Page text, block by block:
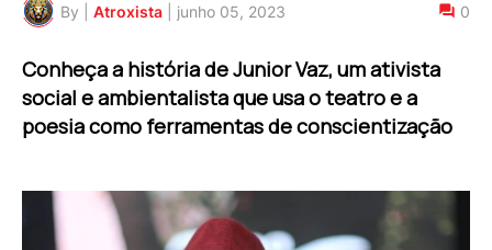
By | Atroxista junho 05, 2023 0
Conheça a história de Junior Vaz, um ativista
social e ambientalista que usa o teatro e a
poesia como ferramentas de conscientização